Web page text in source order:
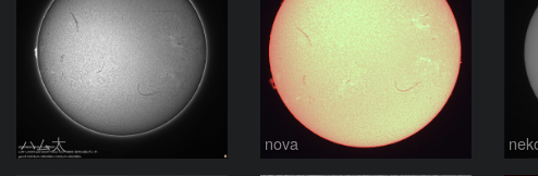
ハム太 nova